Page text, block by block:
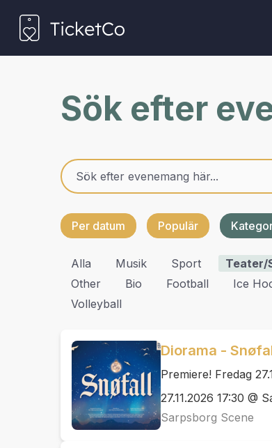
Sök efter
Per datum Populär
Alla Musik Sport Teater/
Other
Bio Football Ice
Volleyball
Diorama -
Premiere! Fredag
27.11.2026 17:30 @
Sarpsborg Scene